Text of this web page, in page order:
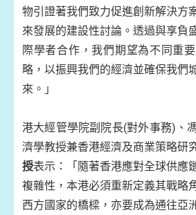
物引證著我們致力促進創新解決方
來發展的建設性討論。透過與享負
際學者合作，我們期望為不同重
略，以振興我們的經濟並確保我們
來。」
港大經管學院副院長(對外事務)、
濟學教授兼香港經濟及商業策略研
授表示：「隨著香港應對全球供應
複雜性，本港必須重新定義其戰略
西方國家的橋樑，亦要成為通往亞